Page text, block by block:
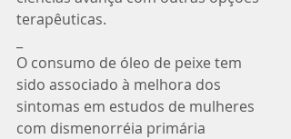
terapêuticas.
O consumo de óleo de peixe tem
sido associado à melhora dos
sintomas em estudos de mulheres
com dismenorréia primária